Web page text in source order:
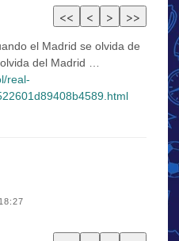
el Madrid se olvida de
del Madrid …
real-